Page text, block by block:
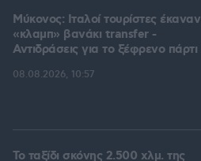
Μύκονος: Ιταλοί τουρίστες έκαναν
«κλαμπ» βανάκι transfer -
Αντιδράσεις για το ξέφρενο πάρτι
08.08.2026, 10:57
Το ταξίδι σκόνης 2.500 χλμ. της